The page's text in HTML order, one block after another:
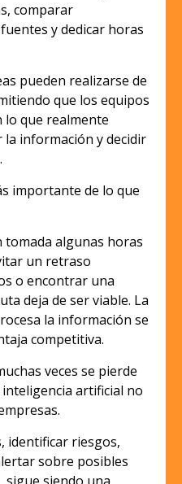
comparar
y dedicar horas
pueden realizarse de
que los equipos
lo que realmente
información y decidir
importante de lo que
tomada algunas horas
un retraso
o encontrar una
deja de ser viable. La
la información se
competitiva.
veces se pierde
artificial no
identificar riesgos,
sobre posibles